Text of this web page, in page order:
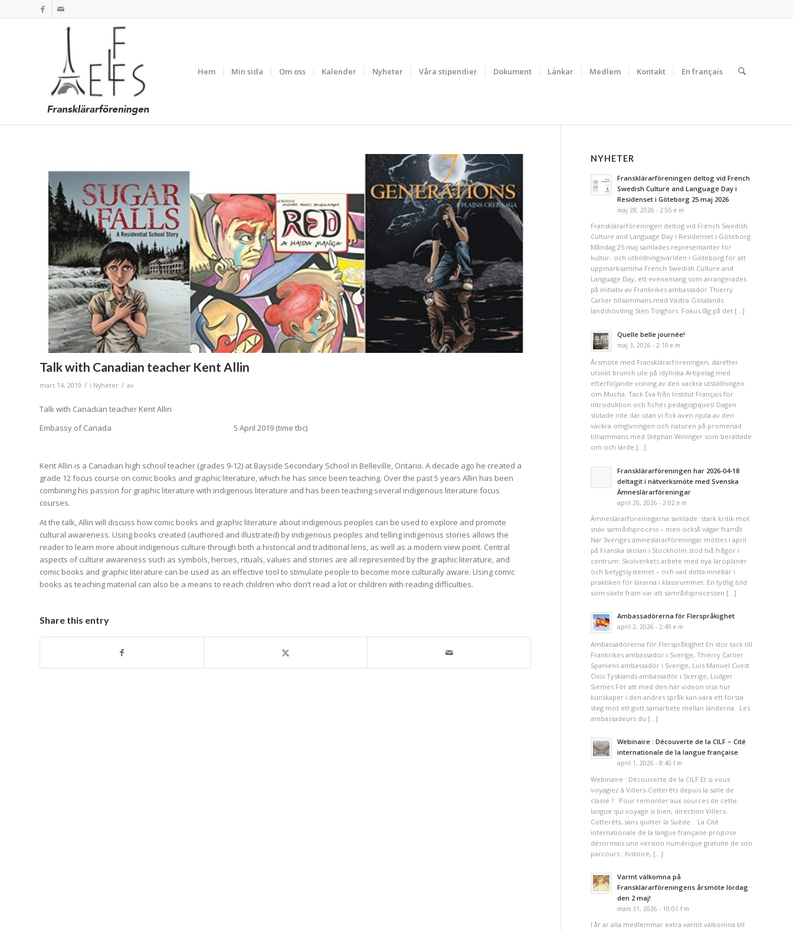
Hem Min sida Om oss Kalender Nyheter Våra stipendier Dokument Länkar Medlem Kontakt En français
Talk with Canadian teacher Kent Allin
mars 14, 2019 / i Nyheter / av
Talk with Canadian teacher Kent Allin
Embassy of Canada 5 April 2019 (time tbc)
Kent Allin is a Canadian high school teacher (grades 9-12) at Bayside Secondary School in Belleville, Ontario. A decade ago he created a
grade 12 focus course on comic books and graphic literature, which he has since been teaching. Over the past 5 years Allin has been
combining his passion for graphic literature with indigenous literature and has been teaching several indigenous literature focus
courses.
At the talk, Allin will discuss how comic books and graphic literature about indigenous peoples can be used to explore and promote
cultural awareness. Using books created (authored and illustrated) by indigenous peoples and telling indigenous stories allows the
reader to learn more about indigenous culture through both a historical and traditional lens, as well as a modern view point. Central
aspects of culture awareness such as symbols, heroes, rituals, values and stories are all represented by the graphic literature, and
comic books and graphic literature can be used as an effective tool to stimulate people to become more culturally aware. Using comic
books as teaching material can also be a means to reach children who don’t read a lot or children with reading difficulties.
Share this entry
NYHETER
Fransklärarföreningen deltog vid French
Swedish Culture and Language Day i
Residenset i Göteborg 25 maj 2026
maj 28, 2026 - 2:55 e m
Fransklärarföreningen deltog vid French Swedish
Culture and Language Day i Residenset i Göteborg
Måndag 25 maj samlades representanter för
kultur- och utbildningsvärlden i Göteborg för att
uppmärksamma French Swedish Culture and
Language Day, ett evenemang som arrangerades
på initiativ av Frankrikes ambassadör Thierry
Carlier tillsammans med Västra Götalands
landshövding Sten Tolgfors. Fokus låg på det […]
Quelle belle journée!
maj 3, 2026 - 2:10 e m
Årsmöte med Fransklärarföreningen, därefter
utsökt brunch ute på idylliska Artipelag med
efterföljande visning av den vackra utställningen
om Mucha. Tack Eva från Institut Français för
introduktion och fichés pédagogiques! Dagen
slutade inte där utan vi fick även njuta av den
vackra omgivningen och naturen på promenad
tillsammans med Stéphan Wininger som berättade
om och lärde […]
Fransklärarföreningen har 2026-04-18
deltagit i nätverksmöte med Svenska
Ämneslärarföreningar
april 20, 2026 - 2:02 e m
Ämneslärarföreningarna samlade: stark kritik mot
snäv samrådsprocess – men också vägar framåt
När Sveriges ämneslärarföreningar möttes i april
på Franska skolan i Stockholm stod två frågor i
centrum: Skolverkets arbete med nya läroplaner
och betygssystemet – och vad detta innebär i
praktiken för lärarna i klassrummet. En tydlig bild
som växte fram var att samrådsprocessen […]
Ambassadörerna för Flerspråkighet
april 2, 2026 - 2:49 e m
Ambassadörerna för Flerspråkighet En stor tack till
Frankrikes ambassadör i Sverige, Thierry Carlier
Spaniens ambassadör i Sverige, Luis Manuel Cuest
Civis Tysklands ambassadör i Sverige, Ludger
Siemes För att med den här videon visa hur
kunskaper i den andres språk kan vara ett första
steg mot ett gott samarbete mellan länderna Les
ambassadeurs du […]
Webinaire : Découverte de la CILF – Cité
internationale de la langue française
april 1, 2026 - 8:40 f m
Webinaire : Découverte de la CILF Et si vous
voyagiez à Villers-Cotterêts depuis la salle de
classe ? Pour remonter aux sources de cette
langue qui voyage si bien, direction Villers-
Cotterêts, sans quitter la Suède. La Cité
internationale de la langue française propose
désormais une version numérique gratuite de son
parcours : histoire, […]
Varmt välkomna på
Fransklärarföreningens årsmöte lördag
den 2 maj!
mars 31, 2026 - 10:01 f m
I år är alla medlemmar extra varmt välkomna till